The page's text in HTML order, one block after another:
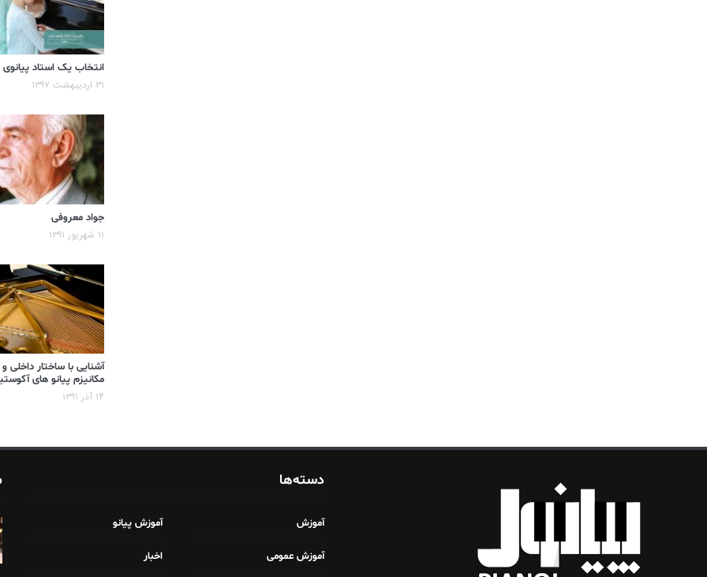
انتخاب یک استاد
۳۱ اردیبهشت ۱۳۹۷
جواد معروفی
۱۱ شهریور ۱۳۹۱
آشنایی با ساختار داخلی و
مکانیزم پیانو های
۱۴ آذر ۱۳۹۱
دسته‌ها
آموزش آموزش پیانو
آموزش عمومی اخبار